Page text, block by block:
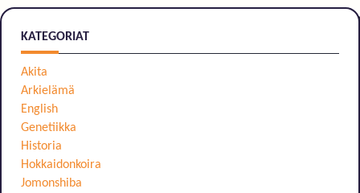
KATEGORIAT
Akita
Arkielämä
English
Genetiikka
Historia
Hokkaidonkoira
Jomonshiba